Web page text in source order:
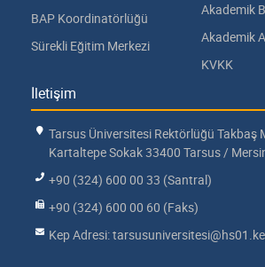
BAP Koordinatörlüğü
Sürekli Eğitim Merkezi
Akademik
Akademik
KVKK
İletişim
Tarsus Üniversitesi Rektörlüğü Takbaş
Kartaltepe Sokak 33400 Tarsus /
+90 (324) 600 00 33 (Santral)
+90 (324) 600 00 60 (Faks)
Kep Adresi: